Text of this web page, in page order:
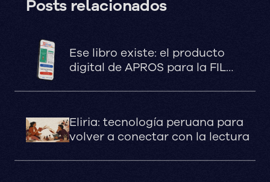
Posts relacionados
Ese libro existe: el producto
digital de APROS para la FIL
Eliria: tecnología peruana para
volver a conectar con la lectura